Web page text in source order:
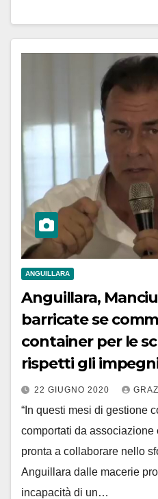
ANGUILLARA
Anguillara,
barricate se
container per le
rispetti gli
22 GIUGNO 2020
“In questi mesi di gestione
comportati da associazione
pronta a collaborare nello
Anguillara dalle macerie
incapacità di un…